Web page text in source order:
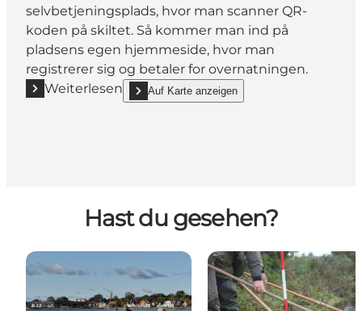
selvbetjeningsplads, hvor man scanner QR-
koden på skiltet. Så kommer man ind på
pladsens egen hjemmeside, hvor man
registrerer sig og betaler for overnatningen.
Weiterlesen
Mehr erfahren "Stellplads - Feggesund"
Auf Karte anzeigen
show Stellplads - Feggesund on_map
Hast du gesehen?